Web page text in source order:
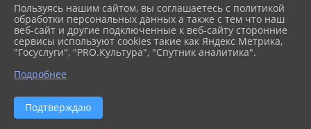
2026 г. koshmcbs.ru
Вход
Карта сайта
Политика обработки персональных данных
Сделано на KubCMS
Пользуясь нашим сайтом, вы соглашаетесь с политикой
обработки персональных данных а также с тем что наш
веб-сайт и другие подключенные к веб-сайту сторонние
сервисы используют cookies такие как Яндекс Метрика,
"Госуслуги", "PRO.Культура", "Спутник аналитика".
Подробнее
Подтверждаю